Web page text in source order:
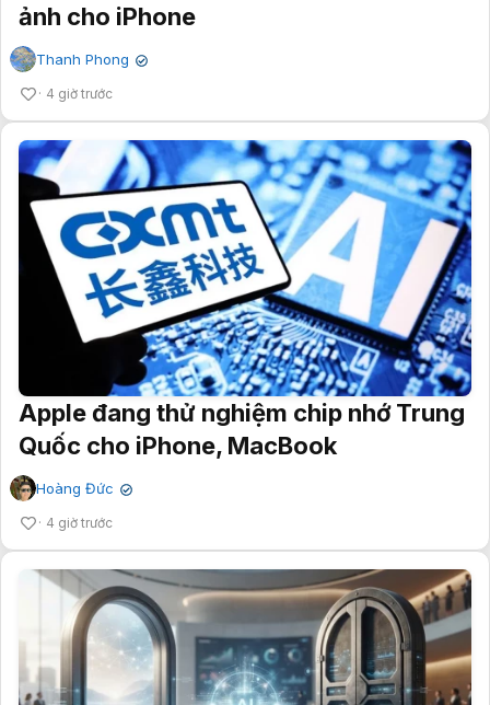
ảnh cho iPhone
Thanh Phong ✔
4 giờ trước
Apple đang thử nghiệm chip nhớ Trung
Quốc cho iPhone, MacBook
Hoàng Đức ✔
4 giờ trước